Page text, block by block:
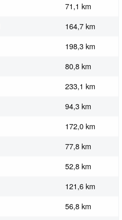
71,1 km
164,7 km
198,3 km
80,8 km
233,1 km
94,3 km
172,0 km
77,8 km
52,8 km
121,6 km
56,8 km